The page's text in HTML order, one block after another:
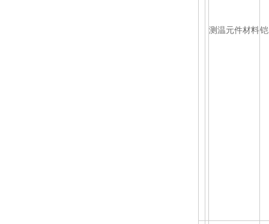
测温元件材料